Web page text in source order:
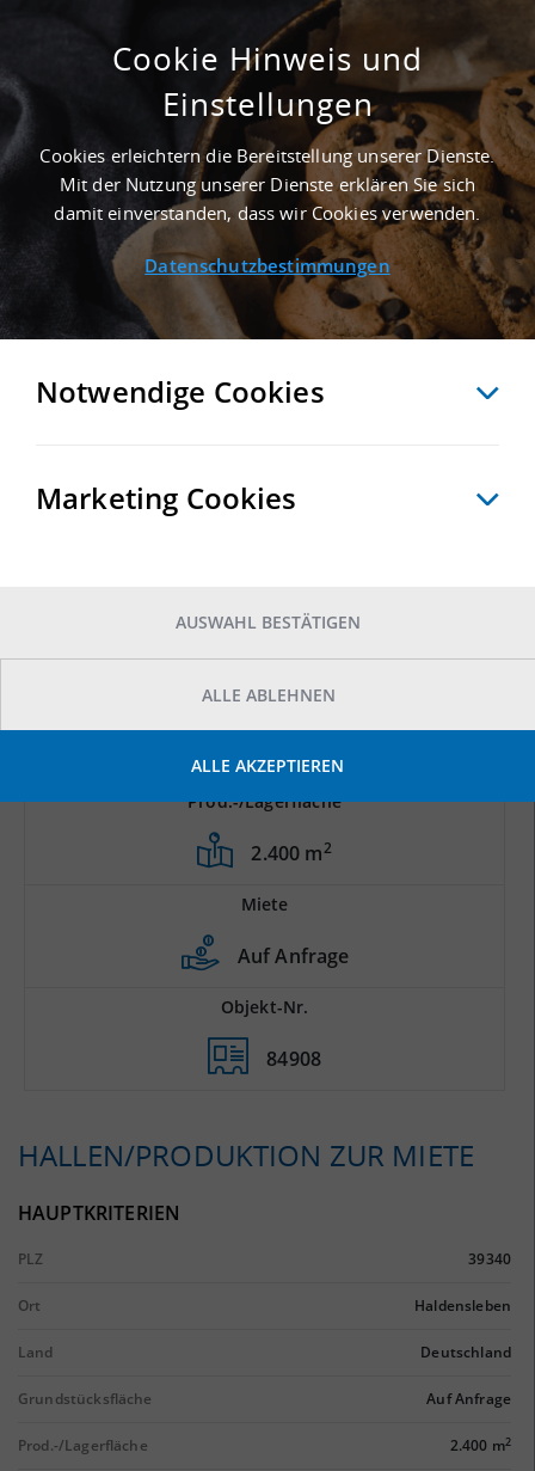
2.400 M² GEWERBEHALLE IN
HALDENSLEBEN NAHE
GÜTERVERKEHRSZENTRUM MAGDEBURGER
HAFEN GMBH - LANDKREIS BÖRDE
Immobiliensuche / Detailansicht
Prod.-/Lagerfläche
2.400 m2
Miete
Auf Anfrage
Objekt-Nr.
84908
HALLEN/PRODUKTION ZUR MIETE
HAUPTKRITERIEN
PLZ 39340
Ort Haldensleben
Land Deutschland
Grundstücksfläche Auf Anfrage
Prod.-/Lagerfläche 2.400 m2
Cookie Hinweis und
Einstellungen
Cookies erleichtern die Bereitstellung unserer Dienste.
Mit der Nutzung unserer Dienste erklären Sie sich
damit einverstanden, dass wir Cookies verwenden.
Datenschutzbestimmungen
Notwendige Cookies
Marketing Cookies
AUSWAHL BESTÄTIGEN
ALLE ABLEHNEN
ALLE AKZEPTIEREN